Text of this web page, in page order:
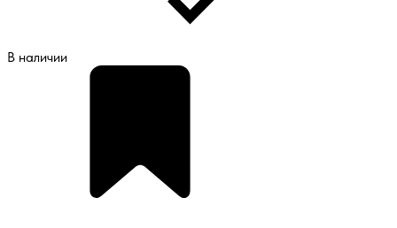
В наличии